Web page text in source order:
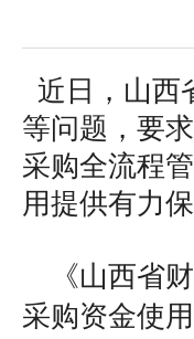
近日，山西
等问题，要
采购全流程
用提供有力保
《山西省
采购资金使